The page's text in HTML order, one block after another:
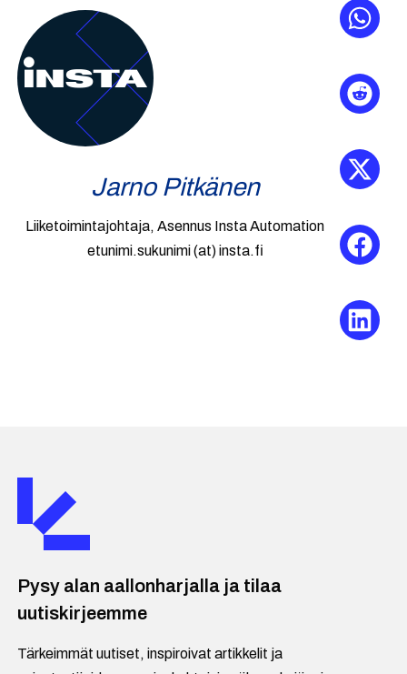
Jarno Pitkänen
Liiketoimintajohtaja, Asennus Insta Automation
etunimi.sukunimi (at) insta.fi
Pysy alan aallonharjalla ja tilaa
uutiskirjeemme
Tärkeimmät uutiset, inspiroivat artikkelit ja